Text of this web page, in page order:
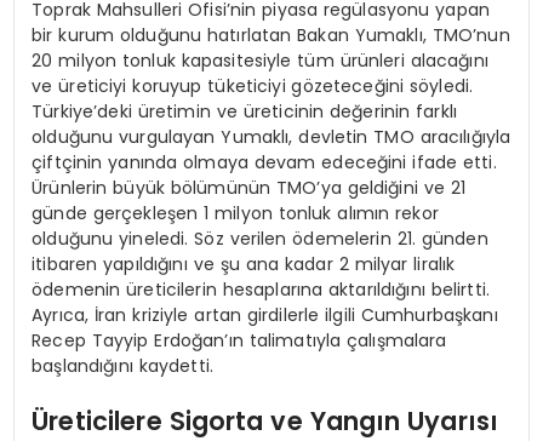
Toprak Mahsulleri Ofisi’nin piyasa regülasyonu yapan
bir kurum olduğunu hatırlatan Bakan Yumaklı, TMO’nun
20 milyon tonluk kapasitesiyle tüm ürünleri alacağını
ve üreticiyi koruyup tüketiciyi gözeteceğini söyledi.
Türkiye’deki üretimin ve üreticinin değerinin farklı
olduğunu vurgulayan Yumaklı, devletin TMO aracılığıyla
çiftçinin yanında olmaya devam edeceğini ifade etti.
Ürünlerin büyük bölümünün TMO’ya geldiğini ve 21
günde gerçekleşen 1 milyon tonluk alımın rekor
olduğunu yineledi. Söz verilen ödemelerin 21. günden
itibaren yapıldığını ve şu ana kadar 2 milyar liralık
ödemenin üreticilerin hesaplarına aktarıldığını belirtti.
Ayrıca, İran kriziyle artan girdilerle ilgili Cumhurbaşkanı
Recep Tayyip Erdoğan’ın talimatıyla çalışmalara
başlandığını kaydetti.
Üreticilere Sigorta ve Yangın Uyarısı